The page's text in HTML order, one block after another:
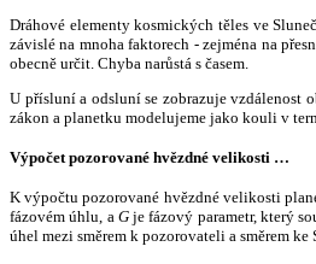
Dráhové elementy kosmických těles ve
závislé na mnoha faktorech - zejména na
obecně určit. Chyba narůstá s časem.
U přísluní a odsluní se zobrazuje vzdálenost
zákon a planetku modelujeme jako kouli v
Výpočet pozorované hvězdné velikosti …
K výpočtu pozorované hvězdné velikosti
fázovém úhlu, a Gje fázový parametr, který
úhel mezi směrem k pozorovateli a směrem